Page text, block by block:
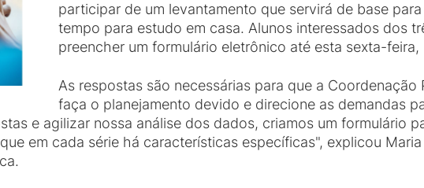
participar de um levantamento que servirá de base
tempo para estudo em casa. Alunos interessados dos
preencher um formulário eletrônico até esta sexta-feira,
As respostas são necessárias para que a Coordenação
faça o planejamento devido e direcione as demandas
e agilizar nossa análise dos dados, criamos um formulário
em cada série há características específicas", explicou